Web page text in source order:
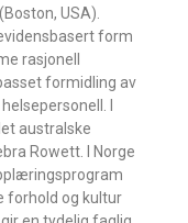
USA).
form
rasjonell
formidling av
I
australske
Rowett. I Norge
forhold og kultur